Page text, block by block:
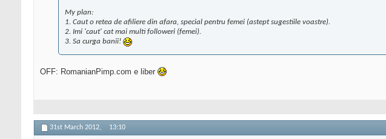
My plan:
1. Caut o retea de afiliere din afara, special pentru femei (astept sugestiile voastre).
2. Imi 'caut' cat mai multi followeri (femei).
3. Sa curga banii!
OFF: RomanianPimp.com e liber
31st March 2012, 13:10